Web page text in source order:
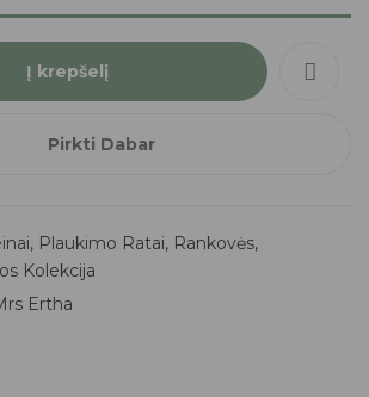
Į krepšelį
Pirkti Dabar
Plaukimo Ratai, Rankovės,
Kolekcija
Ertha